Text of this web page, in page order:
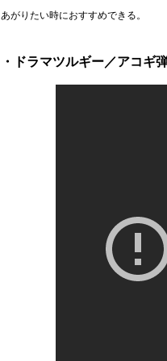
あがりたい時におすすめできる。
・ドラマツルギー／アコギ